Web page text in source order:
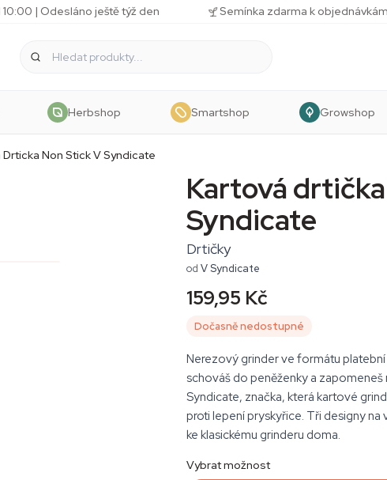
| Odesláno ještě týž den Semínka zdarma k
Herbshop Smartshop Growshop
Non Stick V Syndicate
Kartová
Syndicate
Drtičky
od V Syndicate
159,95 Kč
Dočasně nedostupné
Nerezový grinder ve formátu
schováš do peněženky a
Syndicate, značka, která kartové
proti lepení pryskyřice. Tři designy
ke klasickému grinderu doma.
Vybrat možnost